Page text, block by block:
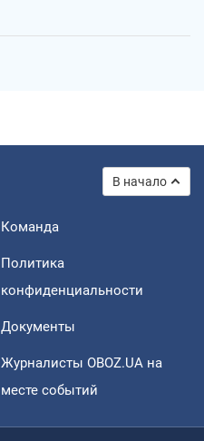
В начало
Команда
Политика
конфиденциальности
Документы
Журналисты OBOZ.UA на
месте событий